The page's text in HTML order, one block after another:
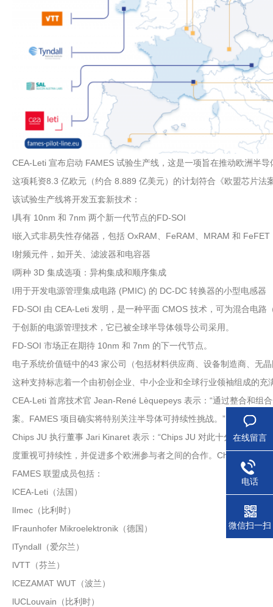
CEA-Leti 宣布启动 FAMES 试验生产线，这是一项旨在推动欧洲半
这项耗资8.3 亿欧元（约合 8.889 亿美元）的计划符合《欧盟芯片法
该试验生产线将开发五套新技术：
l具有 10nm 和 7nm 两个新一代节点的FD-SOI
l嵌入式非易失性存储器，包括 OxRAM、FeRAM、MRAM 和 FeFET
l射频元件，如开关、滤波器和电容器
l两种 3D 集成选项：异构集成和顺序集成
l用于开发电源管理集成电路 (PMIC) 的 DC-DC 转换器的小型电感器
FD-SOI 由 CEA-Leti 发明，是一种平面 CMOS 技术，可为混合电
于创新的电源管理技术，它已被全球半导体领导公司采用。
FD-SOI 市场正在期待 10nm 和 7nm 的下一代节点。
电子系统价值链中的43 家公司（包括材料供应商、设备制造商、无
这种支持标志着一个由初创企业、中小企业和全球行业领袖组成的充
CEA-Leti 首席技术官 Jean-René Lèquepeys 表示：“通过整合和组
案。FAMES 项目确实将特别关注半导体可持续性挑战。”
Chips JU 执行董事 Jari Kinaret 表示：“Chips JU 对此十分骄傲，
度重视可持续性，并促进多个欧洲参与者之间的合作。Chips JU 旨
FAMES 联盟成员包括：
lCEA-Leti（法国）
lImec（比利时）
lFraunhofer Mikroelektronik（德国）
lTyndall（爱尔兰）
lVTT（芬兰）
lCEZAMAT WUT（波兰）
lUCLouvain（比利时）
在线留言
电话
微信扫一扫